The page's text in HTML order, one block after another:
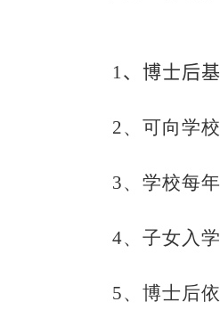
1、博士后
2、可向学
3、学校每
4、子女入
5、博士后